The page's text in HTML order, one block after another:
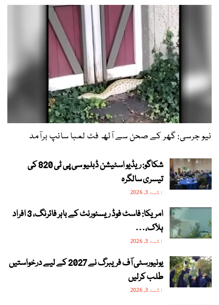
نیو جرسی: گھر کے صحن سے آٹھ فٹ لمبا سانپ برآمد
شکاگو: ریڈیو اسٹیشن ڈبلیو سی پی ٹی 820 کی
تیسری سالگرہ
اگست 3, 2026
امریکا: فاسٹ فوڈ ریسٹورنٹ کے باہر فائرنگ، 3 افراد
ہلاک،…
اگست 3, 2026
یونیورسٹی آف فریبرگ نے 2027 کے لیے درخواستیں
طلب کرلیں
اگست 3, 2026